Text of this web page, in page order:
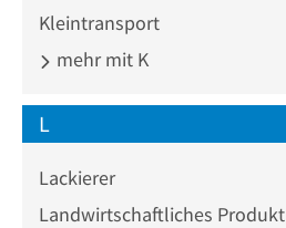
Kleintransport
mehr mit K
L
Lackierer
Landwirtschaftliches Produkt